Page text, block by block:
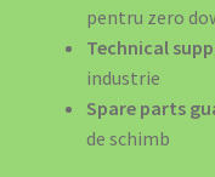
pentru zero
Technical
industrie
Spare parts
de schimb